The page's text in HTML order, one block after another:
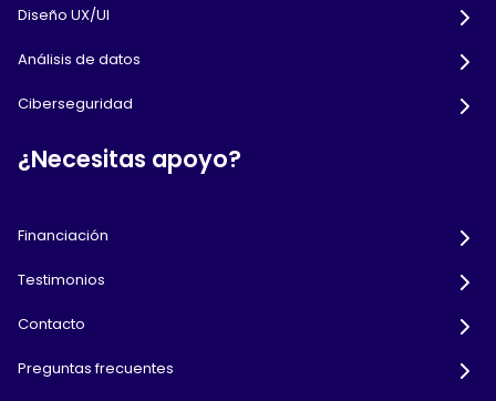
Diseño UX/UI
Análisis de datos
Ciberseguridad
¿Necesitas apoyo?
Financiación
Testimonios
Contacto
Preguntas frecuentes